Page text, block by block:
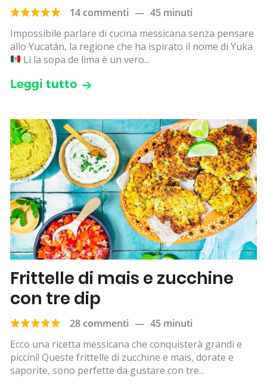
14 commenti — 45 minuti
Impossibile parlare di cucina messicana senza pensare
allo Yucatán, la regione che ha ispirato il nome di Yuka
Lì la sopa de lima è un vero...
Leggi tutto
Frittelle di mais e zucchine
con tre dip
28 commenti — 45 minuti
Ecco una ricetta messicana che conquisterà grandi e
piccini! Queste frittelle di zucchine e mais, dorate e
saporite, sono perfette da gustare con tre...